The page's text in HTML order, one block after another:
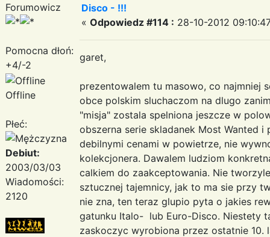
Forumowicz
Pomocna dłoń:
+4/-2
Offline
Płeć:
Debiut:
2003/03/03
Wiadomości:
2120
Disco - !!!
« Odpowiedz #114 : 28-10-2012
garet,
prezentowalem tu masowo, co najmniej
obce polskim sluchaczom na dlugo
"misja" zostala spelniona jeszcze w
obszerna serie skladanek Most Wanted
debilnymi cenami w powietrze, nie
kolekcjonera. Dawalem ludziom
calkiem do zaakceptowania. Nie
sztucznej tajemnicy, jak to ma sie przy
nie zna, ten teraz glupio pyta o jakies
gatunku Italo- lub Euro-Disco. Niestety
zaskoczyc wyrobiona przez ostatnie 10.